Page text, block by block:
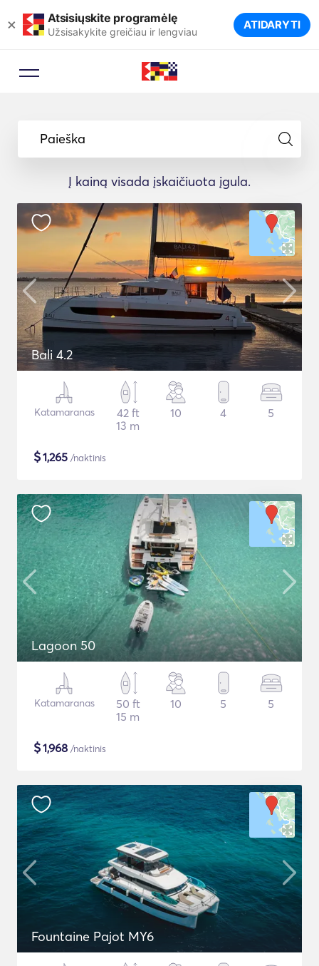
× Atsisiųskite programėlę
Užsisakykite greičiau ir lengviau ATIDARYTI
Paieška
Į kainą visada įskaičiuota įgula.
Bali 4.2
Katamaranas
42 ft
13 m
10 4 5
$1,265 /naktinis
Lagoon 50
Katamaranas
50 ft
15 m
10 5 5
$1,968 /naktinis
Fountaine Pajot MY6